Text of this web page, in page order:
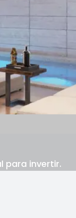
para invertir.